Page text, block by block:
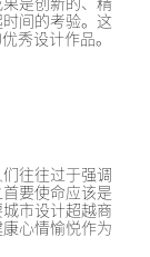
间的考验。这
秀设计作品。
往往过于强调
要使命应该是
市设计超越商
心情愉悦作为